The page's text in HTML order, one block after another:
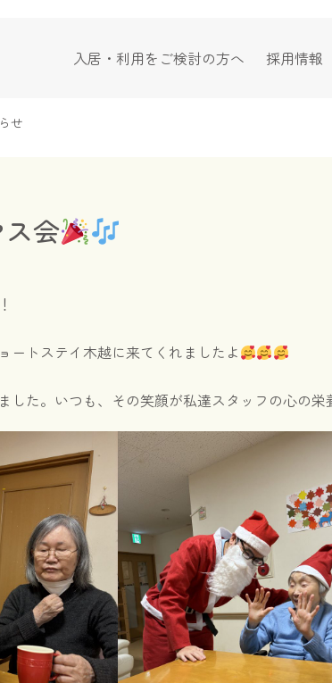
入居・利用をご検討の方へ 採用情報
せ
会
ートステイ木越に来てくれましたよ
した。いつも、その笑顔が私達スタッフの心の栄